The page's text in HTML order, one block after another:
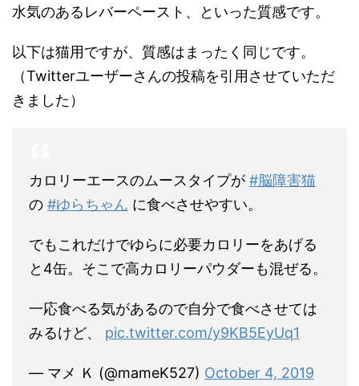
水気のあるレバーペースト、といった質感です。
以下は猫用ですが、質感はまったく同じです。
（Twitterユーザーさんの投稿を引用させていただ
きました）
カロリーエースのムースタイプが #脳障害猫
の #ゆらちゃん に食べさせやすい。
でもこれだけでゆらに必要カロリーをあげる
と4缶。そこで高カロリーパウダーも混ぜる。
一応食べる気があるので自分で食べさせては
みるけど、 pic.twitter.com/y9KB5EyUq1
— マメ Ｋ (@mameK527) October 4, 2019